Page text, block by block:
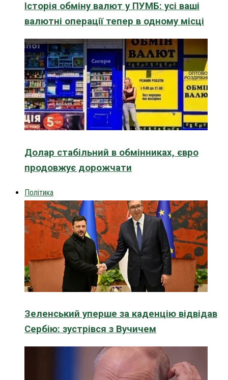
Історія обміну валют у ПУМБ: усі ваші
валютні операції тепер в одному місці
Долар стабільний в обмінниках, євро
продовжує дорожчати
Політика
Зеленський уперше за каденцію відвідав
Сербію: зустрівся з Вучичем